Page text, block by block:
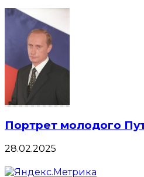
Портрет молодого
28.02.2025